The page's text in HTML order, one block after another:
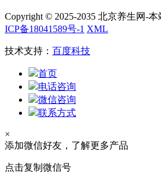
Copyright © 2025-2035 北京养生网-
ICP备18041589号-1 XML
技术支持： 百度科技
首页
电话咨询
微信咨询
联系方式
×
添加微信好友，了解更多产品
点击复制微信号